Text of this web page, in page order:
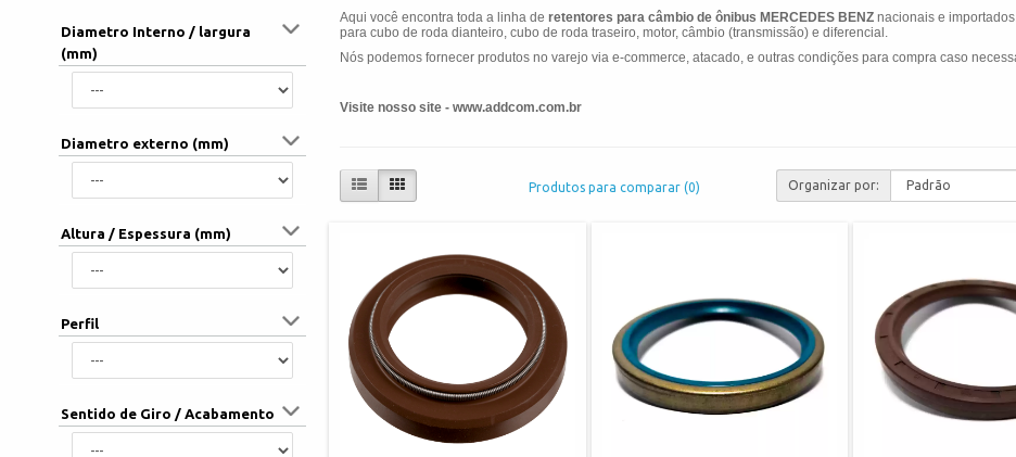
Diametro Interno / largura
(mm)
Diametro externo (mm)
Altura / Espessura (mm)
Perfil
Sentido de Giro / Acabamento
Aqui você encontra toda a linha de retentores para câmbio de ônibus MERCEDES BENZ nacionais e
para cubo de roda dianteiro, cubo de roda traseiro, motor, câmbio (transmissão) e diferencial.
Nós podemos fornecer produtos no varejo via e-commerce, atacado, e outras condições para compra caso
Visite nosso site - www.addcom.com.br
Produtos para comparar (0) Organizar por: